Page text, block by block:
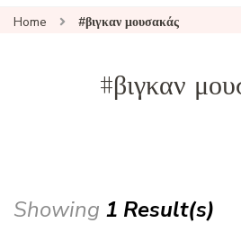
Home #βιγκαν μουσακάς
#βιγκαν
Showing 1 Result(s)